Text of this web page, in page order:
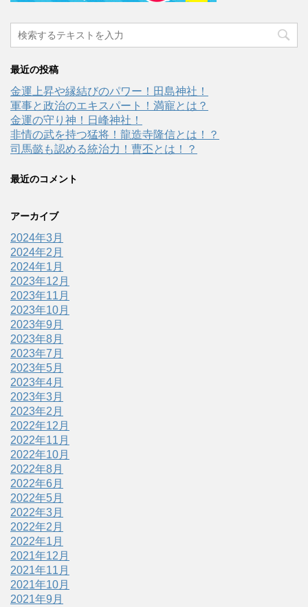
最近の投稿
金運上昇や縁結びのパワー！田島神社！
軍事と政治のエキスパート！満寵とは？
金運の守り神！日峰神社！
非情の武を持つ猛将！龍造寺隆信とは！？
司馬懿も認める統治力！曹丕とは！？
最近のコメント
アーカイブ
2024年3月
2024年2月
2024年1月
2023年12月
2023年11月
2023年10月
2023年9月
2023年8月
2023年7月
2023年5月
2023年4月
2023年3月
2023年2月
2022年12月
2022年11月
2022年10月
2022年8月
2022年6月
2022年5月
2022年3月
2022年2月
2022年1月
2021年12月
2021年11月
2021年10月
2021年9月